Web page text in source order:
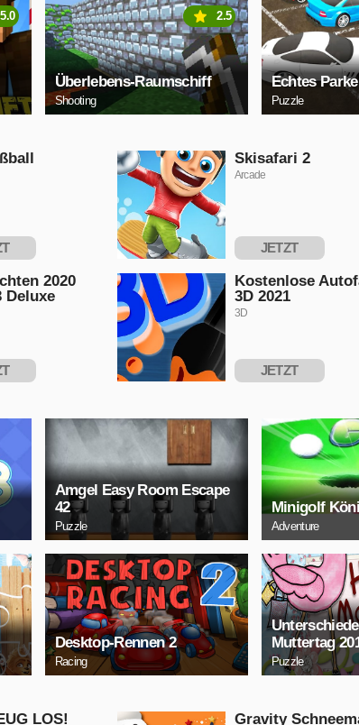
5.0
Überlebens-Raumschiff
Shooting
2.5
Echtes
Puzzle
Skisafari 2
Arcade
JETZT
2020
Deluxe
Kostenlose
3D 2021
3D
JETZT
Amgel Easy Room Escape
42
Puzzle
Minigolf
Adventure
Desktop-Rennen 2
Racing
Muttertag
Puzzle
LOS!
Gravity